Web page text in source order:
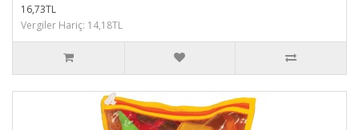
16,73TL
Vergiler Hariç: 14,18TL